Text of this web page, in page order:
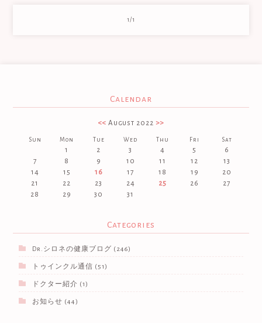
1/1
Calendar
<< August 2022 >>
Sun Mon Tue Wed Thu Fri Sat
1 2 3 4 5
6
7
8 9 10 11 12
13
14
15 16 17 18 19
20
21
22 23 24 25 26
27
28
29 30 31
Categories
Dr.シロネの健康ブログ (246)
トゥインクル通信 (51)
ドクター紹介 (1)
お知らせ (44)